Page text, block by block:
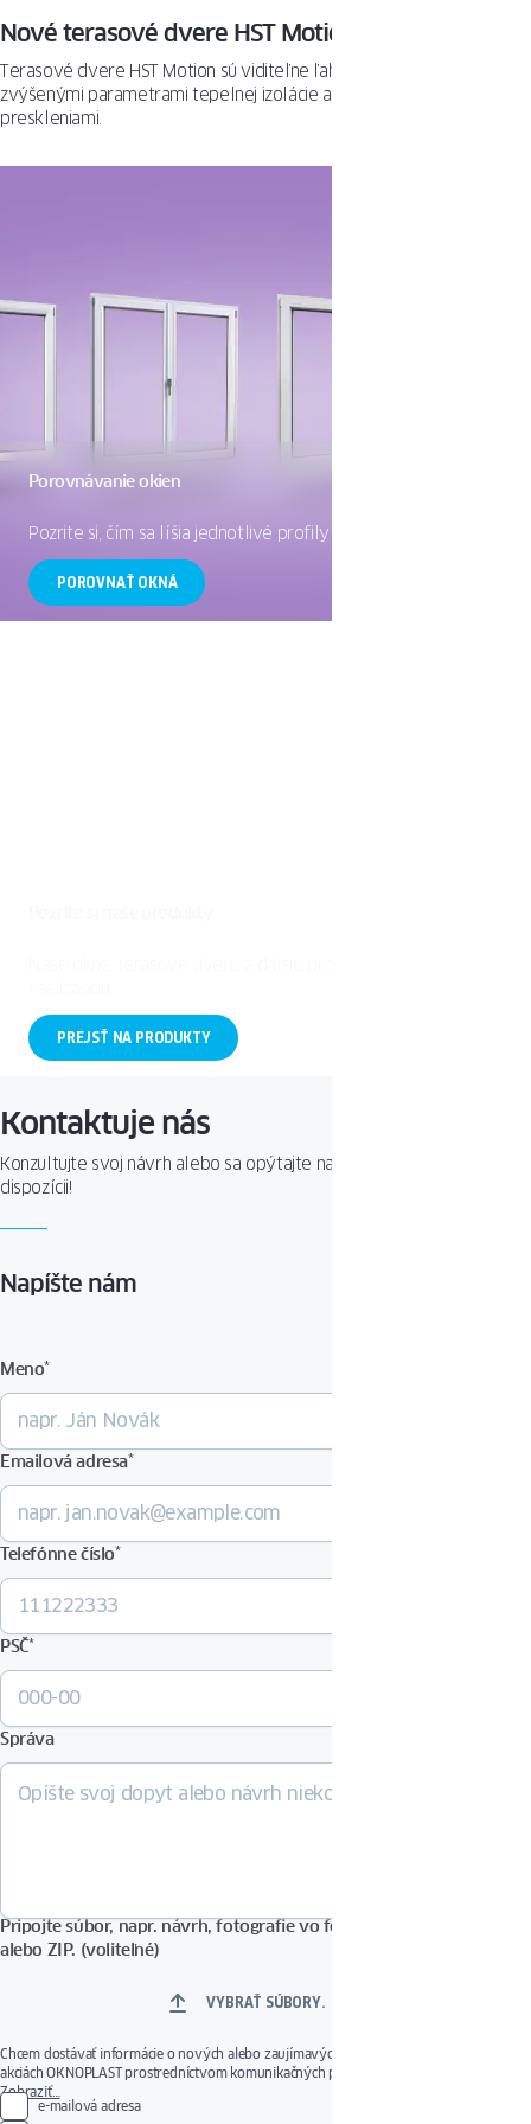
Nové terasové dvere HST Motion
Terasové dvere HST Motion sú viditeľne ľahšej konštrukcie, so
zvýšenými parametrami tepelnej izolácie a veľkými a stabilnými
preskleniami.
Porovnávanie okien
Pozrite si, čím sa líšia jednotlivé profily okien OKNOPLAST.
POROVNAŤ OKNÁ
PREJSŤ NA PRODUKTY
Kontaktuje nás
Konzultujte svoj návrh alebo sa opýtajte na produkt. Sme Vám k
dispozícii!
Napíšte nám
Meno*
Emailová adresa*
Telefónne číslo*
PSČ*
Správa
Pripojte súbor, napr. návrh, fotografie vo formáte PDF, DOCX, JPG
alebo ZIP. (voliteľné)
VYBRAŤ SÚBORY.
Chcem dostávať informácie o nových alebo zaujímavých produktoch, službách a
akciách OKNOPLAST prostredníctvom komunikačných prostriedkov uvedených nižšie.
Poskytnutý súhlas je dobrovoľný. Svoj súhlas môžete kedykoľvek odvolať použitím
odkazu na správu súhlasu alebo odoslaním správy na e-mailovú adresu:
Zobraziť…
e-mailová adresa